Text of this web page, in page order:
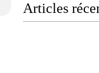
Articles